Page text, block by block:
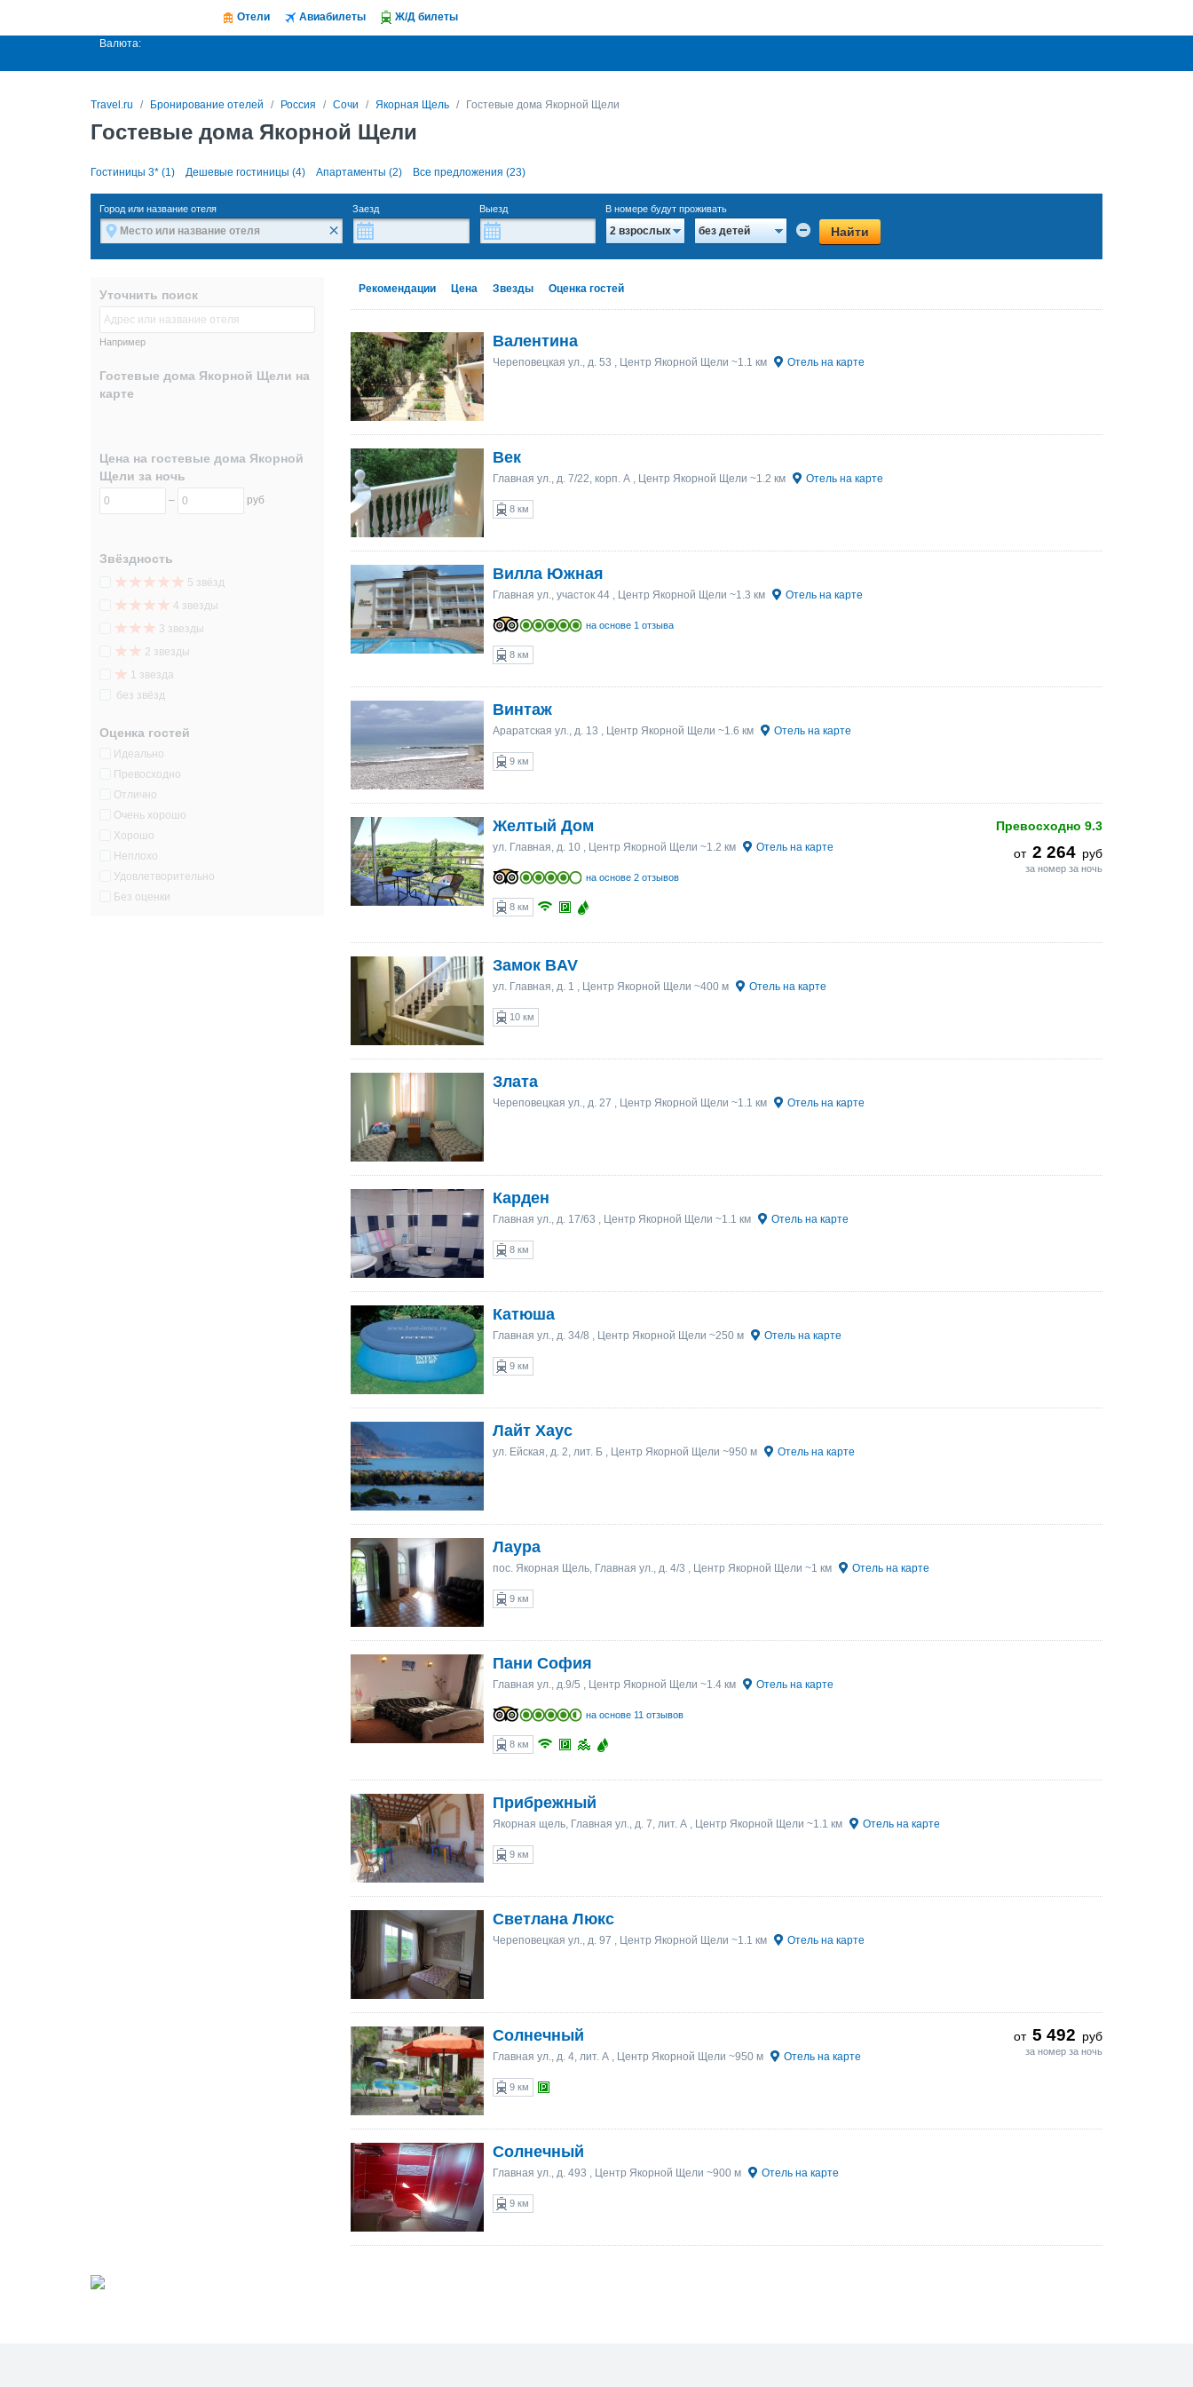
Отели Авиабилеты Ж/Д билеты
Валюта:
Travel.ru Бронирование отелей Россия Сочи Якорная Щель Гостевые дома Якорной Щели
Гостевые дома Якорной Щели
Гостиницы 3* (1) Дешевые гостиницы (4) Апартаменты (2) Все предложения (23)
Город или название отеля
×
Заезд Выезд В номере будут проживать
2 взрослых без детей Найти
Уточнить поиск
Например
Гостевые дома Якорной Щели на
карте
Цена на гостевые дома Якорной
Щели за ночь
– руб
Звёздность
5 звёзд
4 звезды
3 звезды
2 звезды
1 звезда
без звёзд
Оценка гостей
Идеально
Превосходно
Отлично
Очень хорошо
Хорошо
Неплохо
Удовлетворительно
Без оценки
Рекомендации Цена Звезды Оценка гостей
Валентина
Череповецкая ул., д. 53 , Центр Якорной Щели ~1.1 км Отель на карте
Век
Главная ул., д. 7/22, корп. А, Центр Якорной Щели ~1.2 км Отель на карте
8 км
Вилла Южная
Главная ул., участок 44, Центр Якорной Щели ~1.3 км Отель на карте
на основе 1 отзыва
8 км
Винтаж
Араратская ул., д. 13 , Центр Якорной Щели ~1.6 км Отель на карте
9 км
Превосходно 9.3
от 2 264 руб
за номер за ночь
Желтый Дом
ул. Главная, д. 10, Центр Якорной Щели ~1.2 км Отель на карте
на основе 2 отзывов
8 км
Замок BAV
ул. Главная, д. 1 , Центр Якорной Щели ~400 м Отель на карте
10 км
Злата
Череповецкая ул., д. 27 , Центр Якорной Щели ~1.1 км Отель на карте
Карден
Главная ул., д. 17/63 , Центр Якорной Щели ~1.1 км Отель на карте
8 км
Катюша
Главная ул., д. 34/8 , Центр Якорной Щели ~250 м Отель на карте
9 км
Лайт Хаус
ул. Ейская, д. 2, лит. Б, Центр Якорной Щели ~950 м Отель на карте
Лаура
пос. Якорная Щель, Главная ул., д. 4/3 , Центр Якорной Щели ~1 км Отель на карте
9 км
Пани София
Главная ул., д.9/5 , Центр Якорной Щели ~1.4 км Отель на карте
на основе 11 отзывов
8 км
Прибрежный
Якорная щель, Главная ул., д. 7, лит. А, Центр Якорной Щели ~1.1 км Отель на карте
9 км
Светлана Люкс
Череповецкая ул., д. 97 , Центр Якорной Щели ~1.1 км Отель на карте
от 5 492 руб
за номер за ночь
Солнечный
Главная ул., д. 4, лит. А, Центр Якорной Щели ~950 м Отель на карте
9 км
Солнечный
Главная ул., д. 493 , Центр Якорной Щели ~900 м Отель на карте
9 км